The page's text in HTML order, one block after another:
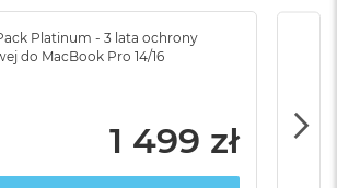
Platinum - 3 lata ochrony
do MacBook Pro 14/16
1 499 zł